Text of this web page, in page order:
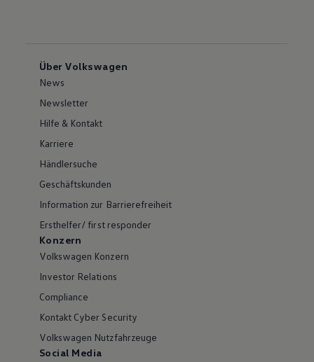
Über Volkswagen
News
Newsletter
Hilfe & Kontakt
Karriere
Händlersuche
Geschäftskunden
Information zur Barrierefreiheit
Ersthelfer/ first responder
Konzern
Volkswagen Konzern
Investor Relations
Compliance
Kontakt Cyber Security
Volkswagen Nutzfahrzeuge
Social Media